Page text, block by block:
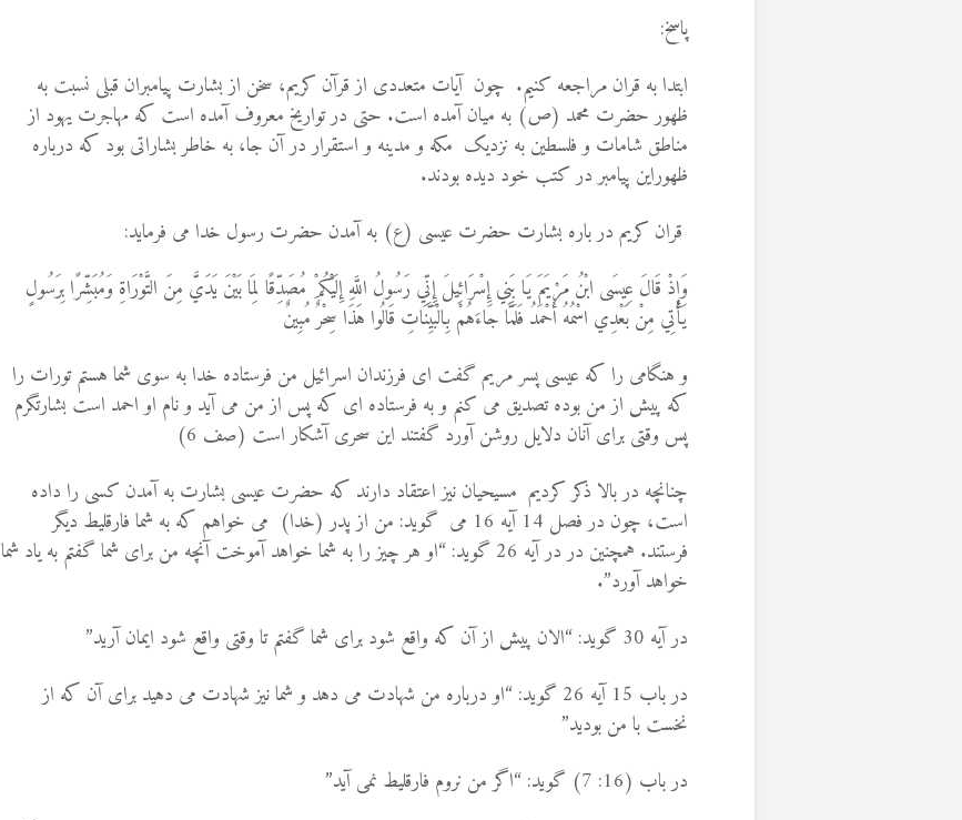
پاسخ:
ابتدا به قران مراجعه کنیم. چون آیات متعددى از قرآن کریم، سخن از بشارت پیامبران قبلی نسبت به
ظهور حضرت محمد (ص) به میان آمده است. حتى در تواریخ معروف آمده است که مهاجرت یهود از
مناطق شامات و فلسطین به نزدیک مکه و مدینه و استقرار در آن جا، به خاطر بشاراتى بود که درباره
ظهوراین پیامبر در کتب خود دیده بودند.
قران کریم در باره بشارت حضرت عیسی (ع) به آمدن حضرت رسول خدا می فرماید:
وَإِذْ قَالَ عِيسَى ابْنُ مَرْيَمَ يَا بَنِي إِسْرَائِيلَ إِنِّي رَسُولُ اللَّهِ إِلَيْكُمْ مُصَدِّقًا لِمَا بَيْنَ يَدَيَّ مِنَ التَّوْرَاةِ وَمُبَشِّرًا بِرَسُولٍ
يَأْتِي مِنْ بَعْدِي اسْمُهُ أَحْمَدُ فَلَمَّا جَاءَهُمْ بِالْبَيِّنَاتِ قَالُوا هَذَا سِحْرٌ مُبِينٌ
و هنگامى را كه عيسى پسر مريم گفت اى فرزندان اسرائيل من فرستاده خدا به سوى شما هستم تورات را
كه پيش از من بوده تصديق مى ‏كنم و به فرستاده‏ اى كه پس از من مى ‏آيد و نام او احمد است بشارتگرم
پس وقتى براى آنان دلايل روشن آورد گفتند اين سحرى آشكار است (صف 6)
چنانچه در بالا ذکر کردیم مسیحیان نیز اعتقاد دارند که حضرت عیسی بشارت به آمدن کسی را داده
است، چون در فصل 14 آیه 16 می گوید: من از پدر (خدا) می خواهم که به شما فارقلیط دیگر
فرستند. همچنین در در آیه 26 گوید: “او هر چیز را به شما خواهد آموخت آنچه من برای شما گفتم به یاد شما
خواهد آورد”.
در آیه 30 گوید: “الان پیش از آن که واقع شود برای شما گفتم تا وقتی واقع شود ایمان آرید”
در باب 15 آیه 26 گوید: “او درباره من شهادت می دهد و شما نیز شهادت می دهید برای آن که از
نخست با من بودید”
در باب (16: 7) گوید: “اگر من نروم فارقلیط نمی آید”